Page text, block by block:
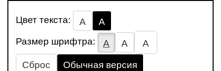
Цвет текста: А
А
Размер шрифтра:
А А
А
Сброс
Обычная версия